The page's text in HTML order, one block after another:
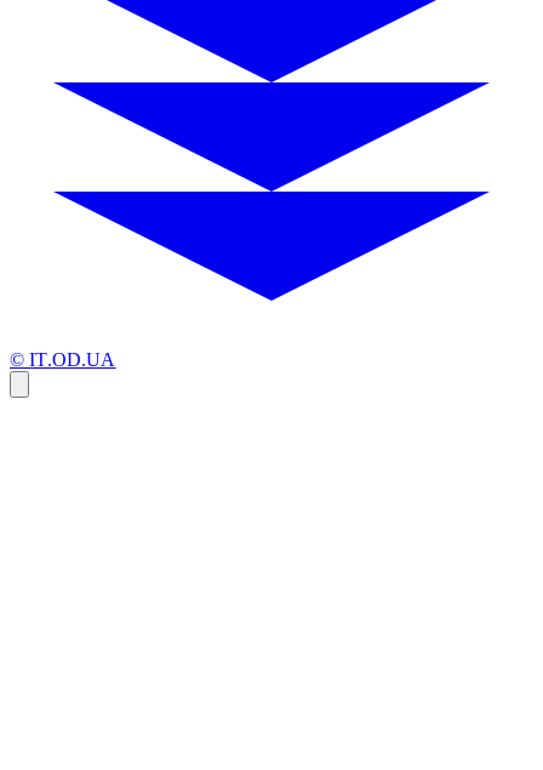
© IT.OD.UA